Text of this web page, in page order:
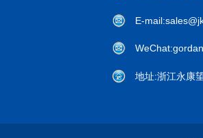
E-
地址:浙江永康